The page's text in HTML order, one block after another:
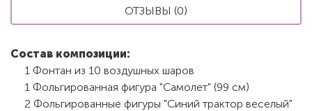
ОТЗЫВЫ (0)
Состав композиции:
1 Фонтан из 10 воздушных шаров
1 Фольгированная фигура "Самолет" (99 см)
2 Фольгированные фигуры "Синий трактор веселый"